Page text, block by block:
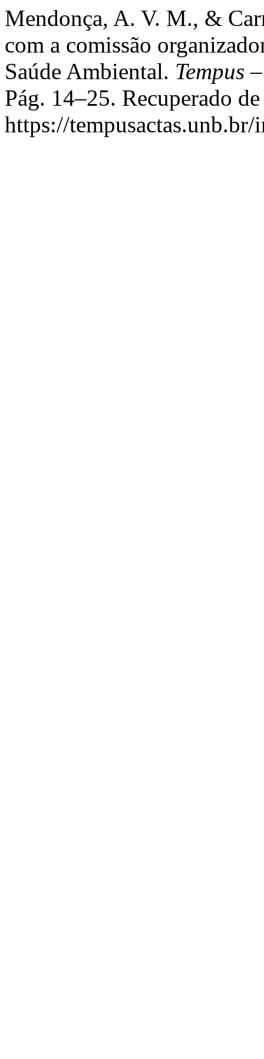
Mendonça, A. V. M., &
com a comissão
Saúde Ambiental. Tempus
Pág. 14–25. Recuperado de
https://